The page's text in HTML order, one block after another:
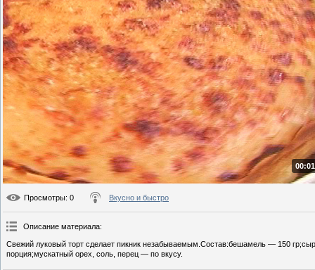
Просмотры: 0 Вкусно и быстро
Описание материала:
Свежий луковый торт сделает пикник незабываемым.Состав:бешамель — 150
порция;мускатный орех, соль, перец — по вкусу.